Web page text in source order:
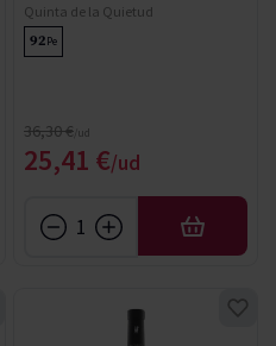
Quinta de la Quietud
92Pe
Special Price
25,41 €
Regular Price
36,30 €
AFEGIR